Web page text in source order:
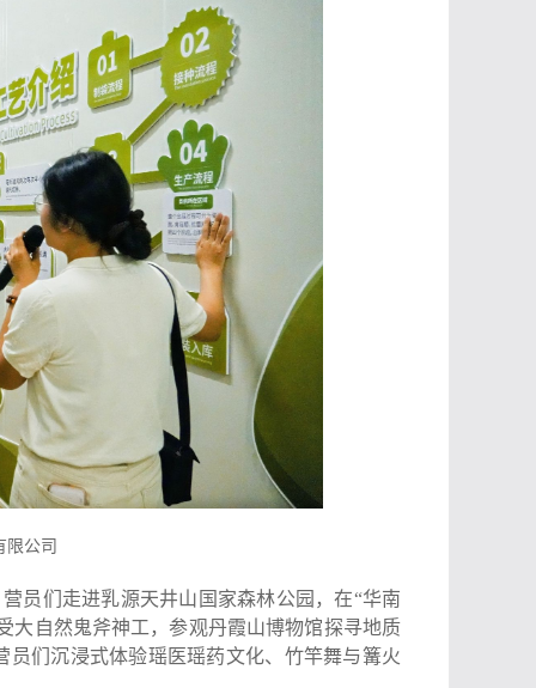
公司
员们走进乳源天井山国家森林公园，在“华南
大自然鬼斧神工，参观丹霞山博物馆探寻地质
们沉浸式体验瑶医瑶药文化、竹竿舞与篝火